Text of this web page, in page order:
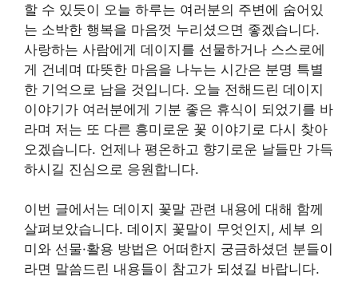
할 수 있듯이 오늘 하루는 여러분의 주변에 숨어있
는 소박한 행복을 마음껏 누리셨으면 좋겠습니다.
사랑하는 사람에게 데이지를 선물하거나 스스로에
게 건네며 따뜻한 마음을 나누는 시간은 분명 특별
한 기억으로 남을 것입니다. 오늘 전해드린 데이지
이야기가 여러분에게 기분 좋은 휴식이 되었기를 바
라며 저는 또 다른 흥미로운 꽃 이야기로 다시 찾아
오겠습니다. 언제나 평온하고 향기로운 날들만 가득
하시길 진심으로 응원합니다.
이번 글에서는 데이지 꽃말 관련 내용에 대해 함께
살펴보았습니다. 데이지 꽃말이 무엇인지, 세부 의
미와 선물·활용 방법은 어떠한지 궁금하셨던 분들이
라면 말씀드린 내용들이 참고가 되셨길 바랍니다.